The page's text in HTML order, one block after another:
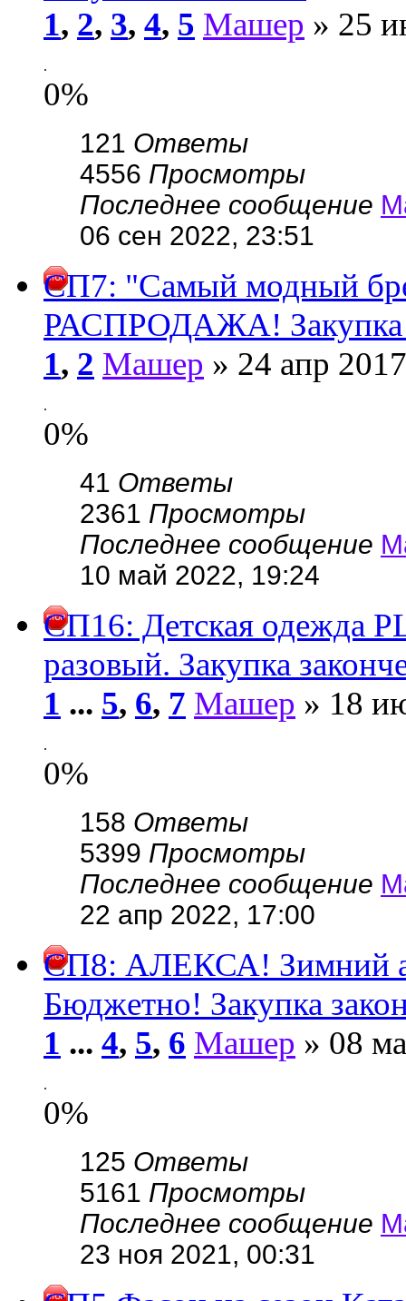
1, 2, 3, 4, 5 Машер » 25
.
0%
121 Ответы
4556 Просмотры
Последнее сообщение
06 сен 2022, 23:51
СП7: "Самый модный
РАСПРОДАЖА! Закупка
1, 2 Машер » 24 апр
.
0%
41 Ответы
2361 Просмотры
Последнее сообщение
10 май 2022, 19:24
СП16: Детская одежда
разовый. Закупка
1 ... 5, 6, 7 Машер » 18
.
0%
158 Ответы
5399 Просмотры
Последнее сообщение
22 апр 2022, 17:00
СП8: АЛЕКСА! Зимний
Бюджетно! Закупка
1 ... 4, 5, 6 Машер » 08
.
0%
125 Ответы
5161 Просмотры
Последнее сообщение
23 ноя 2021, 00:31